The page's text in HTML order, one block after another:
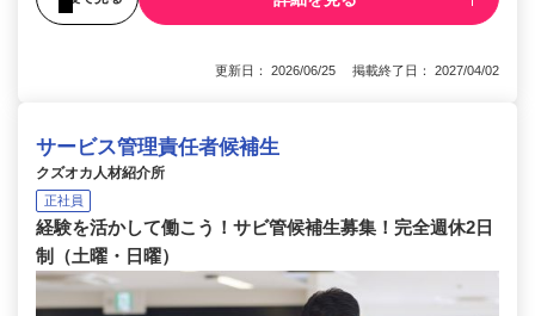
更新日： 2026/06/25 掲載終了日： 2027/04/02
サービス管理責任者候補生
クズオカ人材紹介所
正社員
経験を活かして働こう！サビ管候補生募集！完全週休2日
制（土曜・日曜）